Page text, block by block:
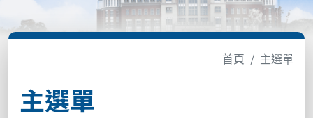
首頁 主選單
主選單